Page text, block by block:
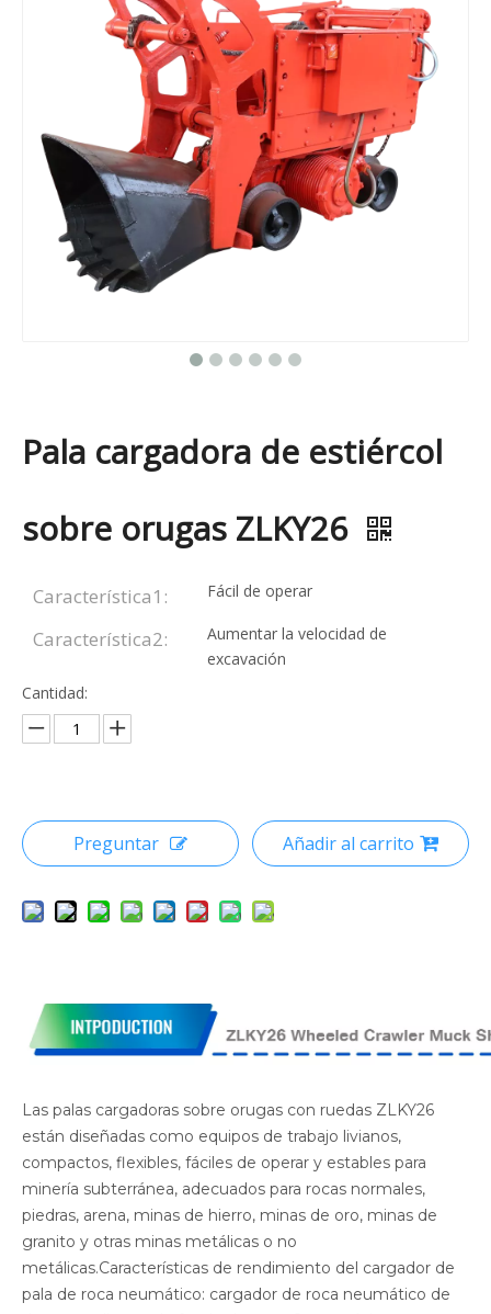
Pala cargadora de estiércol
sobre orugas ZLKY26
Característica1: Fácil de operar
Característica2:
Aumentar la velocidad de
excavación
Cantidad:
Preguntar Añadir al carrito
Las palas cargadoras sobre orugas con ruedas ZLKY26
están diseñadas como equipos de trabajo livianos,
compactos, flexibles, fáciles de operar y estables para
minería subterránea, adecuados para rocas normales,
piedras, arena, minas de hierro, minas de oro, minas de
granito y otras minas metálicas o no
metálicas.Características de rendimiento del cargador de
pala de roca neumático: cargador de roca neumático de